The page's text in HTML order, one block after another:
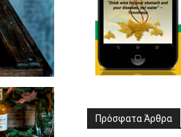
Πρόσφατα Άρθρα